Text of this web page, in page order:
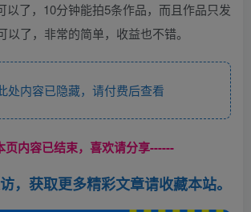
以了，10分钟能拍5条作品，而且作品只发
以了，非常的简单，收益也不错。
内容已隐藏，请付费后查看
页内容已结束，喜欢请分享------
，获取更多精彩文章请收藏本站。